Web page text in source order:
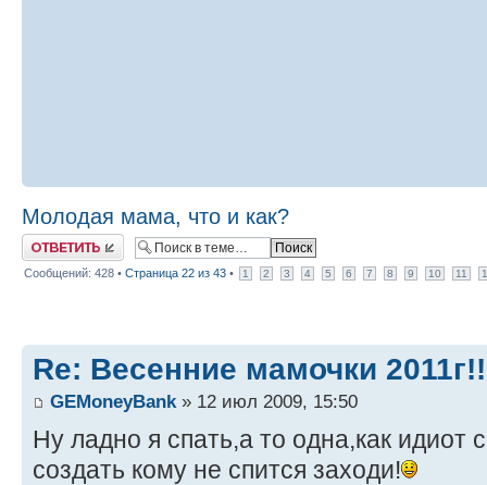
Молодая мама, что и как?
Ответить
Сообщений: 428 • Страница 22 из 43 • 1 2 3 4 5 6 7 8 9 10 11
Re: Весенние мамочки
GEMoneyBank » 12 июл 2009, 15:50
Ну ладно я спать,а то одна,как идиот
создать кому не спится заходи!